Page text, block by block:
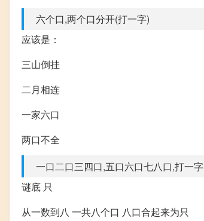
六个口,两个口分开(打一字)
应该是：
三山倒挂
二月相连
一家六口
两口不全
一口二口三四口,五口六口七八口,打一字
谜底 只
从一数到八 一共八个口 八口合起来为只